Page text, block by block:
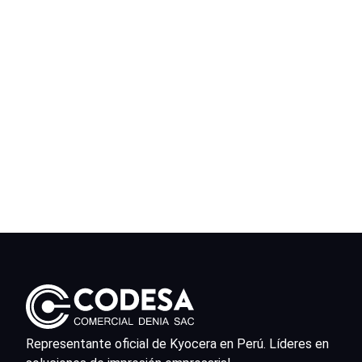
Representante oficial de Kyocera en Perú. Líderes en